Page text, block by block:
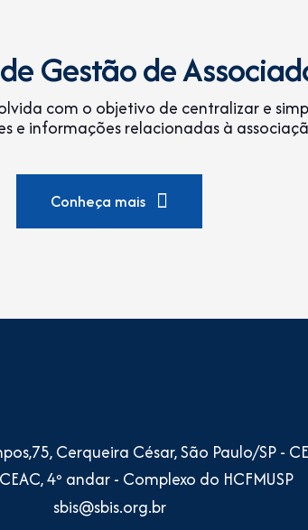
Gestão de
com o objetivo de centralizar e
e informações relacionadas à
Conheça mais
Cerqueira César, São Paulo/SP -
4º andar - Complexo do HCFMUSP
sbis@sbis.org.br